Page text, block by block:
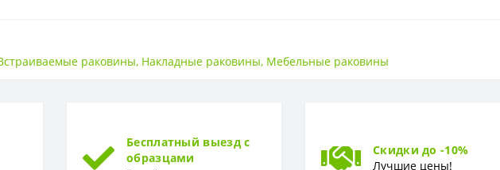
Польша
раковины, Накладные раковины, Мебельные раковины
Бесплатный выезд с
образцами
Скидки до -10%
Лучшие цены!